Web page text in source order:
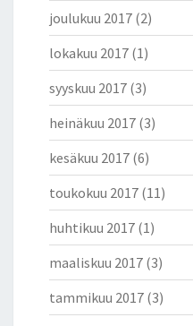
joulukuu 2017 (2)
lokakuu 2017 (1)
syyskuu 2017 (3)
heinäkuu 2017 (3)
kesäkuu 2017 (6)
toukokuu 2017 (11)
huhtikuu 2017 (1)
maaliskuu 2017 (3)
tammikuu 2017 (3)